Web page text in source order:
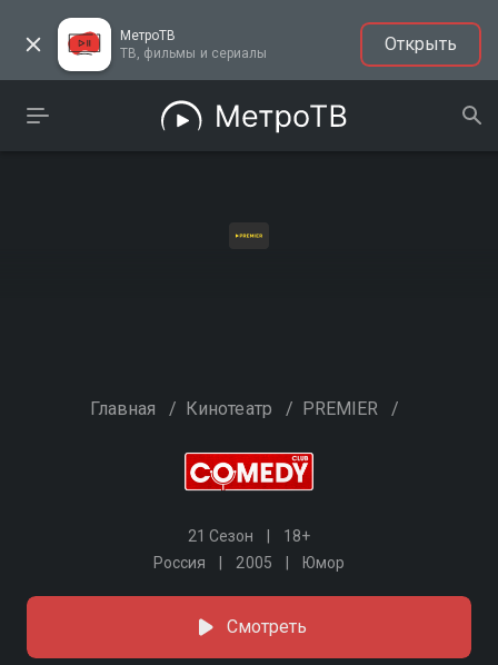
МетроТВ
ТВ, фильмы и сериалы
Открыть
Главная / Кинотеатр / PREMIER /
21 Сезон
18+
Россия
2005 Юмор
Смотреть